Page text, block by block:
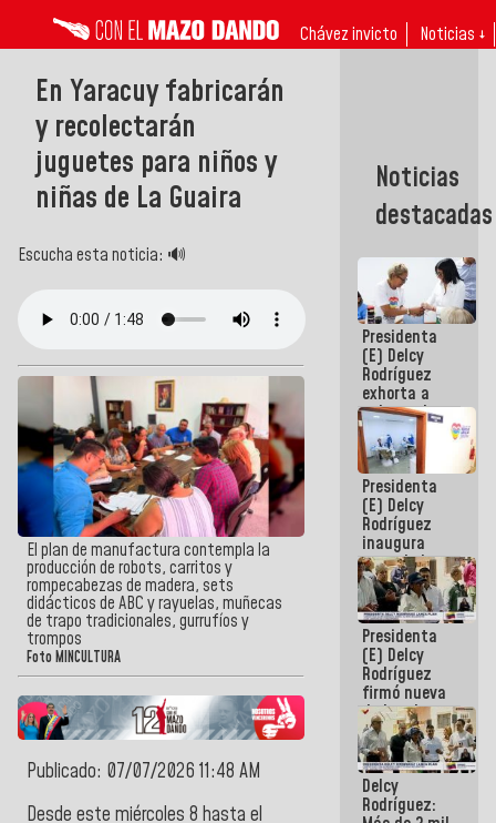
Chávez invicto Noticias ↓
En Yaracuy fabricarán
y recolectarán
juguetes para niños y
niñas de La Guaira
Escucha esta noticia: 🔊
El plan de manufactura contempla la
producción de robots, carritos y
rompecabezas de madera, sets
didácticos de ABC y rayuelas, muñecas
de trapo tradicionales, gurrufíos y
trompos
Foto MINCULTURA
Publicado: 07/07/2026 11:48 AM
Desde este miércoles 8 hasta el
Noticias
destacadas
Presidenta
(E) Delcy
Rodríguez
exhorta a
gobernadores
y alcaldes a
edificar
casas para
abuelos
Presidenta
(E) Delcy
Rodríguez
inaugura
casa de los
Abuelos
Primavera
en Caracas
Presidenta
(E) Delcy
Rodríguez
firmó nueva
de Ley de
Arrendamiento
aprobada
por la AN
Delcy
Rodríguez: